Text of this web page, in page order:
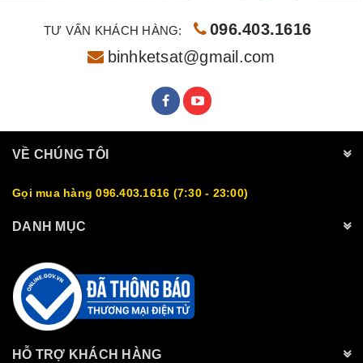
TƯ VẤN KHÁCH HÀNG:
096.403.1616
binhketsat@gmail.com
VỀ CHÚNG TÔI
Gọi mua hàng 096.403.1616 (7:30 - 23:00)
DANH MỤC
HỖ TRỢ KHÁCH HÀNG